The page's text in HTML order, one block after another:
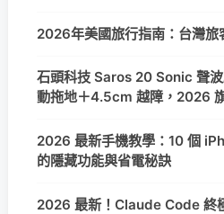
2026年美國旅行指南：台灣旅
石頭科技 Saros 20 Sonic 聲
動拖地＋4.5cm 越障，2026
2026 最新手機教學：10 個
的隱藏功能與省電秘訣
2026 最新！Claude Code 終